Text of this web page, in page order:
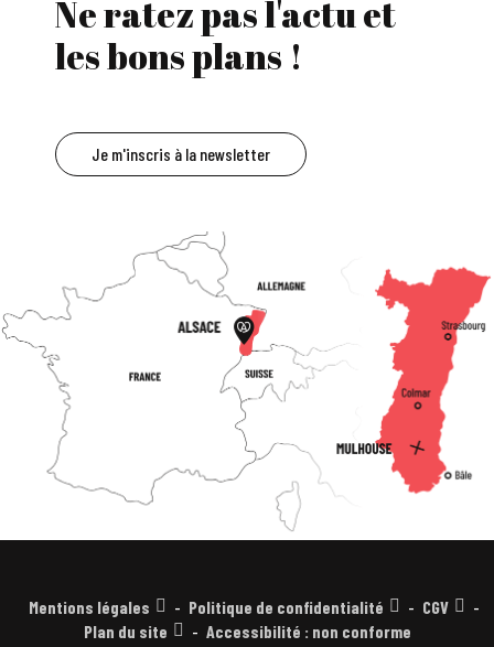
Ne ratez pas l'actu et
les bons plans !
Je m'inscris à la newsletter
Mentions légales Politique de confidentialité
CGV
Plan du site
Accessibilité : non conforme